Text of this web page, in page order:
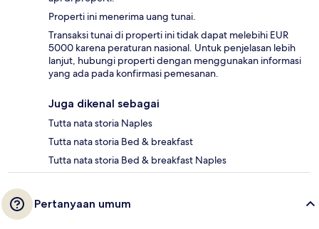
Properti ini menerima uang tunai.
Transaksi tunai di properti ini tidak dapat melebihi EUR
5000 karena peraturan nasional. Untuk penjelasan lebih
lanjut, hubungi properti dengan menggunakan informasi
yang ada pada konfirmasi pemesanan.
Juga dikenal sebagai
Tutta nata storia Naples
Tutta nata storia Bed & breakfast
Tutta nata storia Bed & breakfast Naples
Pertanyaan umum